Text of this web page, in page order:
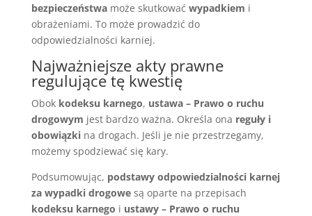
bezpieczeństwamoże skutkować wypadkiem i
obrażeniami. To może prowadzić do
odpowiedzialności karniej.
Najważniejsze akty prawne
regulujące tę kwestię
Obok kodeksu karnego, ustawa – Prawo o ruchu
drogowym jest bardzo ważna. Określa ona reguły i
obowiązkina drogach. Jeśli je nie przestrzegamy,
możemy spodziewać się kary.
Podsumowując, podstawy odpowiedzialności karnej
za wypadki drogowesą oparte na przepisach
kodeksu karnego i ustawy – Prawo o ruchu